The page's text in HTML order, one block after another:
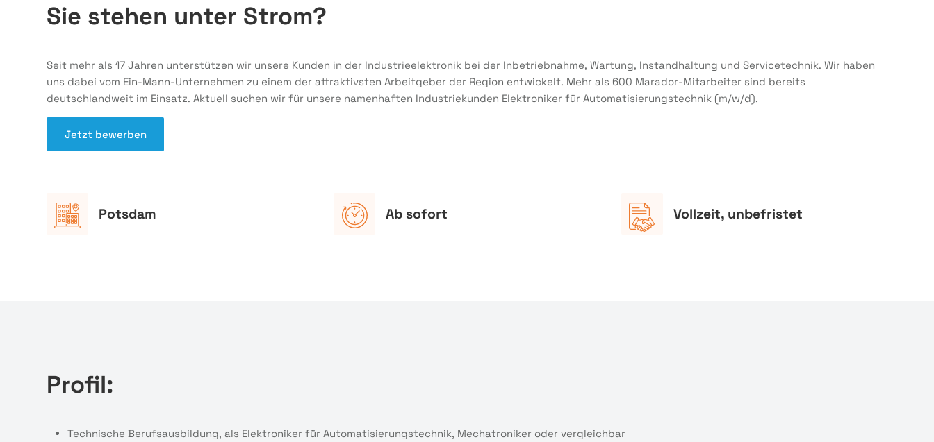
Sie stehen unter Strom?
Seit mehr als 17 Jahren unterstützen wir unsere Kunden in der Industrieelektronik bei der Inbetriebnahme, Wartung, Instandhaltung und Servicetechnik. Wir haben
uns dabei vom Ein-Mann-Unternehmen zu einem der attraktivsten Arbeitgeber der Region entwickelt. Mehr als 600 Marador-Mitarbeiter sind bereits
deutschlandweit im Einsatz. Aktuell suchen wir für unsere namenhaften Industriekunden Elektroniker für Automatisierungstechnik (m/w/d).
Jetzt bewerben
Potsdam Ab sofort Vollzeit, unbefristet
Profil:
Technische Berufsausbildung, als Elektroniker für Automatisierungstechnik, Mechatroniker oder vergleichbar